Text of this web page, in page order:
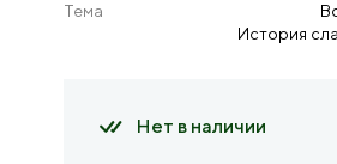
Тема
История
Нет в наличии